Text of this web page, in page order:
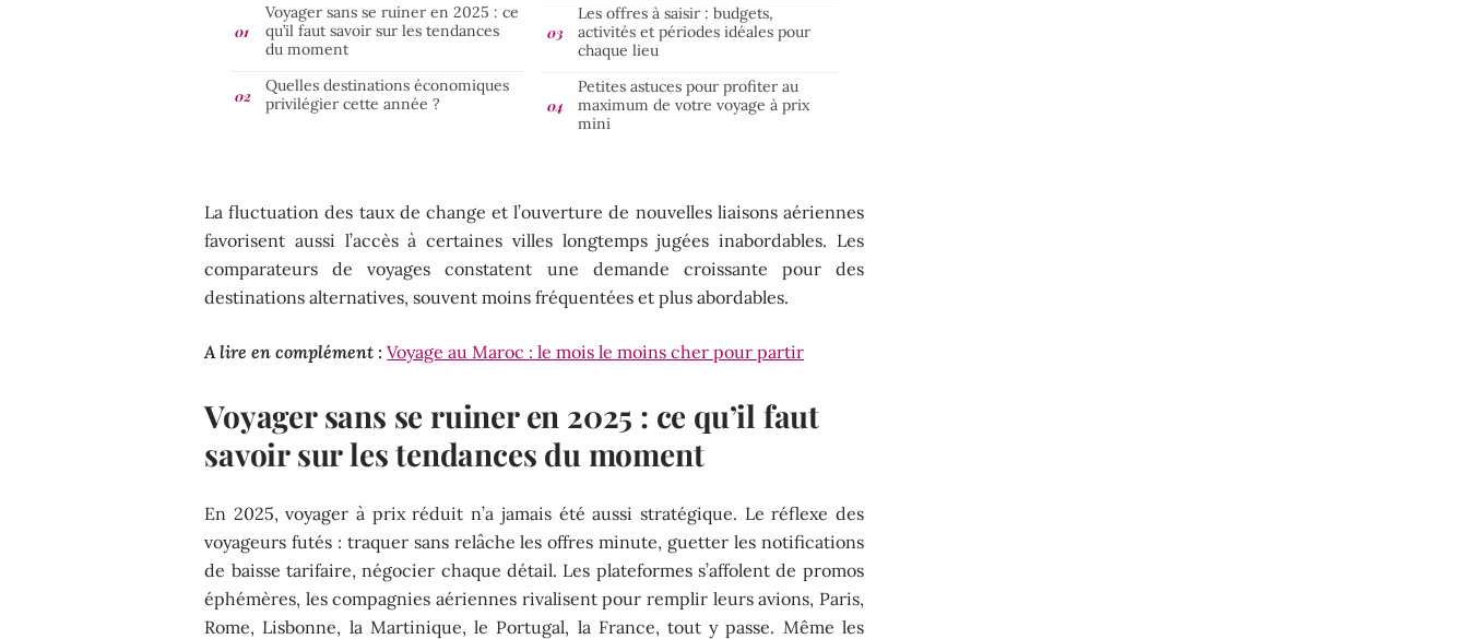
Voyager sans se ruiner en 2025 : ce
qu’il faut savoir sur les tendances
du moment
Quelles destinations économiques
privilégier cette année ?
Les offres à saisir : budgets,
activités et périodes idéales pour
chaque lieu
Petites astuces pour profiter au
maximum de votre voyage à prix
mini
La fluctuation des taux de change et l’ouverture de nouvelles liaisons aériennes
favorisent aussi l’accès à certaines villes longtemps jugées inabordables. Les
comparateurs de voyages constatent une demande croissante pour des
destinations alternatives, souvent moins fréquentées et plus abordables.
A lire en complément : Voyage au Maroc : le mois le moins cher pour partir
Voyager sans se ruiner en 2025 : ce qu’il faut
savoir sur les tendances du moment
En 2025, voyager à prix réduit n’a jamais été aussi stratégique. Le réflexe des
voyageurs futés : traquer sans relâche les offres minute, guetter les notifications
de baisse tarifaire, négocier chaque détail. Les plateformes s’affolent de promos
éphémères, les compagnies aériennes rivalisent pour remplir leurs avions, Paris,
Rome, Lisbonne, la Martinique, le Portugal, la France, tout y passe. Même les